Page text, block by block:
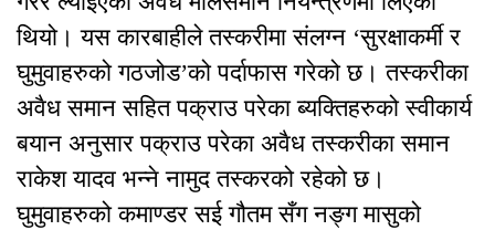
थियो। यस कारबाहीले तस्करीमा संलग्न ‘सुरक्षाकर्मी र
घुमुवाहरुको गठजोड’को पर्दाफास गरेको छ। तस्करीका
अवैध समान सहित पक्राउ परेका ब्यक्तिहरुको स्वीकार्य
बयान अनुसार पक्राउ परेका अवैध तस्करीका समान
राकेश यादव भन्ने नामुद तस्करको रहेको छ।
घुमुवाहरुको कमाण्डर सई गौतम सँग नङ्ग मासुको